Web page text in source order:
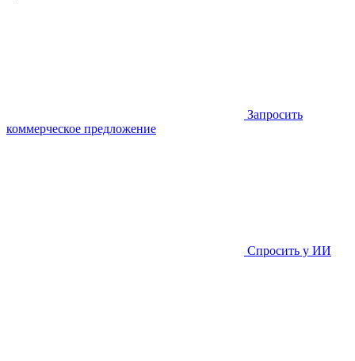
Запросить
коммерческое предложение
Спросить у ИИ